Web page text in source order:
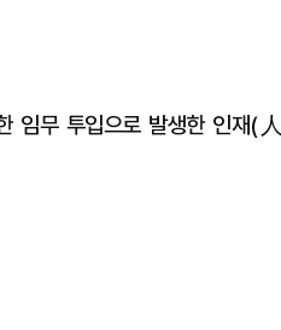
임무 투입으로 발생한 인재(人